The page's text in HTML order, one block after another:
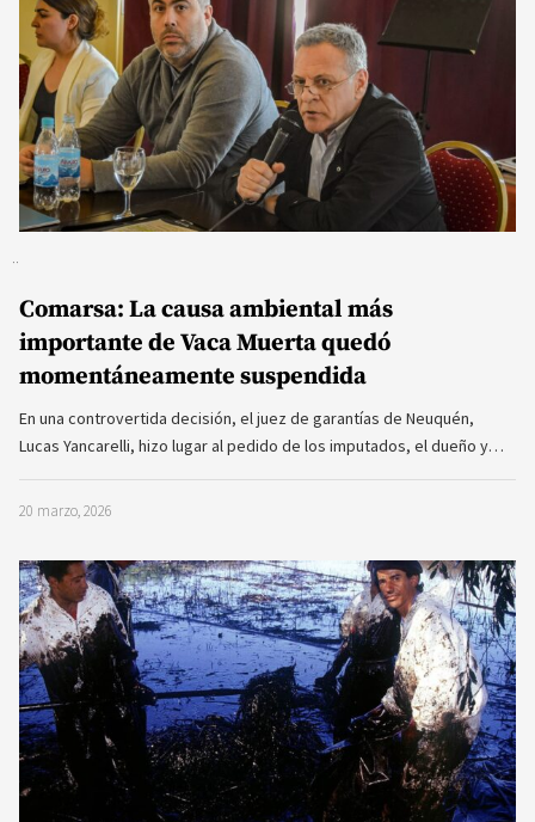
Comarsa: La causa ambiental más
importante de Vaca Muerta quedó
momentáneamente suspendida
En una controvertida decisión, el juez de garantías de Neuquén,
Lucas Yancarelli, hizo lugar al pedido de los imputados, el dueño y…
20 marzo, 2026